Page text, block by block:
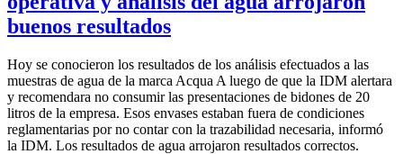
buenos resultados
Hoy se conocieron los resultados de los análisis efectuados a las
muestras de agua de la marca Acqua A luego de que la IDM alertara
y recomendara no consumir las presentaciones de bidones de 20
litros de la empresa. Esos envases estaban fuera de condiciones
reglamentarias por no contar con la trazabilidad necesaria, informó
la IDM. Los resultados de agua arrojaron resultados correctos.